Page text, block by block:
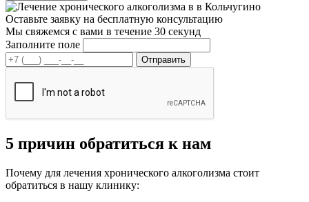
Оставьте заявку на бесплатную консультацию
Мы свяжемся с вами в течение 30 секунд
Заполните поле
5 причин обратиться к нам
Почему для лечения хронического алкоголизма стоит
обратиться в нашу клинику: